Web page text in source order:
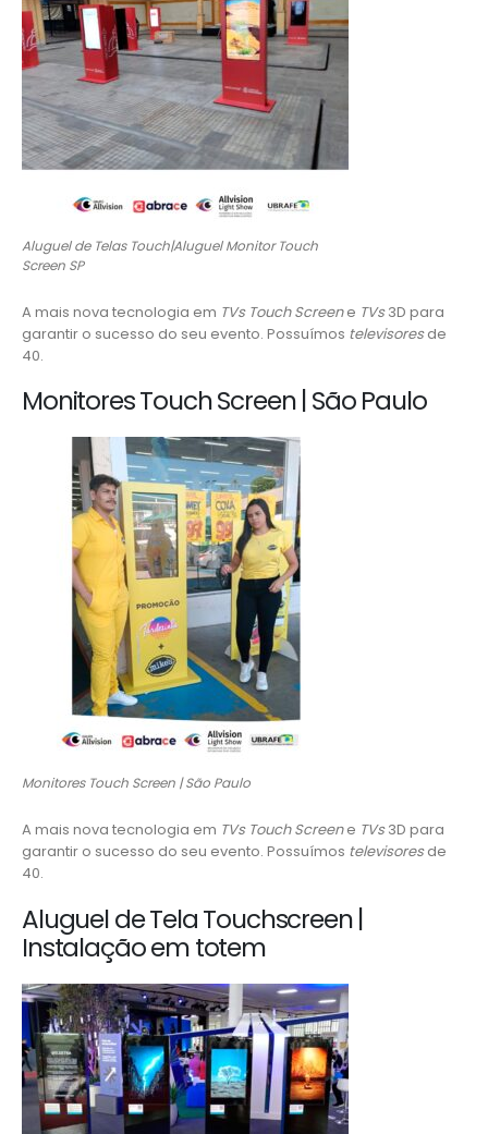
Aluguel de Telas Touch|Aluguel Monitor Touch
Screen SP
A mais nova tecnologia em TVs Touch Screene TVs3D para
garantir o sucesso do seu evento. Possuímos televisoresde
40.
Monitores Touch Screen | São Paulo
Monitores Touch Screen | São Paulo
A mais nova tecnologia em TVs Touch Screene TVs3D para
garantir o sucesso do seu evento. Possuímos televisoresde
40.
Aluguel de Tela Touchscreen |
Instalação em totem